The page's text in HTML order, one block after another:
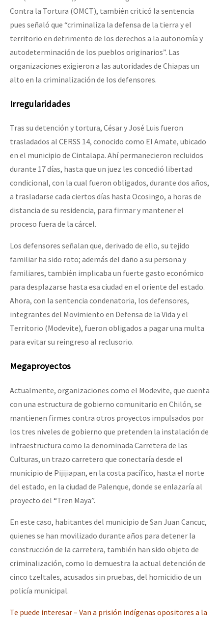
Contra la Tortura (OMCT), también criticó la sentencia
pues señaló que “criminaliza la defensa de la tierra y el
territorio en detrimento de los derechos a la autonomía y
autodeterminación de los pueblos originarios”. Las
organizaciones exigieron a las autoridades de Chiapas un
alto en la criminalización de los defensores.
Irregularidades
Tras su detención y tortura, César y José Luis fueron
trasladados al CERSS 14, conocido como El Amate, ubicado
en el municipio de Cintalapa. Ahí permanecieron recluidos
durante 17 días, hasta que un juez les concedió libertad
condicional, con la cual fueron obligados, durante dos años,
a trasladarse cada ciertos días hasta Ocosingo, a horas de
distancia de su residencia, para firmar y mantener el
proceso fuera de la cárcel.
Los defensores señalan que, derivado de ello, su tejido
familiar ha sido roto; además del daño a su persona y
familiares, también implicaba un fuerte gasto económico
para desplazarse hasta esa ciudad en el oriente del estado.
Ahora, con la sentencia condenatoria, los defensores,
integrantes del Movimiento en Defensa de la Vida y el
Territorio (Modevite), fueron obligados a pagar una multa
para evitar su reingreso al reclusorio.
Megaproyectos
Actualmente, organizaciones como el Modevite, que cuenta
con una estructura de gobierno comunitario en Chilón, se
mantienen firmes contra otros proyectos impulsados por
los tres niveles de gobierno que pretenden la instalación de
infraestructura como la denominada Carretera de las
Culturas, un trazo carretero que conectaría desde el
municipio de Pijijiapan, en la costa pacífico, hasta el norte
del estado, en la ciudad de Palenque, donde se enlazaría al
proyecto del “Tren Maya”.
En este caso, habitantes del municipio de San Juan Cancuc,
quienes se han movilizado durante años para detener la
construcción de la carretera, también han sido objeto de
criminalización, como lo demuestra la actual detención de
cinco tzeltales, acusados sin pruebas, del homicidio de un
policía municipal.
Te puede interesar – Van a prisión indígenas opositores a la